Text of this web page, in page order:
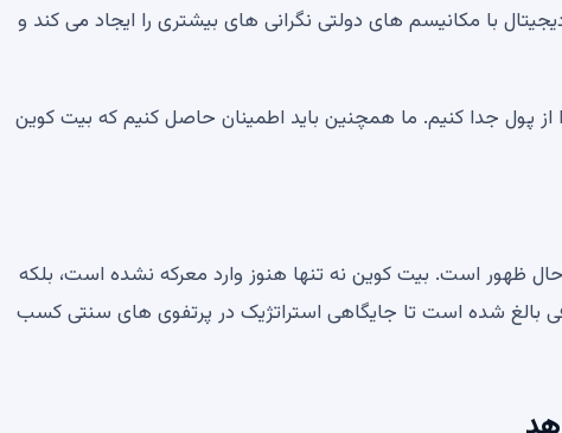
با مکانیسم های دولتی نگرانی های بیشتری را ایجاد می کند و
از پول جدا کنیم. ما همچنین باید اطمینان حاصل کنیم که بیت کوین
حال ظهور است. بیت کوین نه تنها هنوز وارد معرکه نشده است، بلکه
بالغ شده است تا جایگاهی استراتژیک در پرتفوی های سنتی کسب